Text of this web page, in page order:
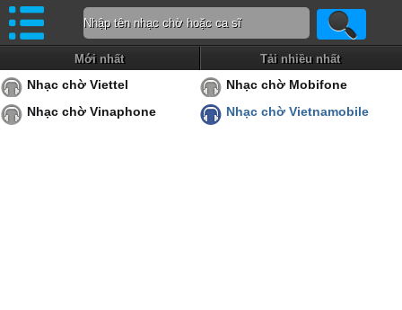
Mới nhất Tải nhiều nhất
Nhạc chờ Viettel
Nhạc chờ Mobifone
Nhạc chờ Vinaphone
Nhạc chờ Vietnamobile